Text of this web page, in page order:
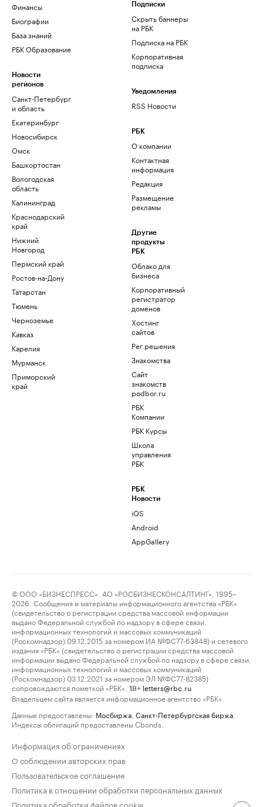
Финансы
Биографии
База знаний
РБК Образование
Новости
регионов
Санкт-Петербург
и область
Екатеринбург
Новосибирск
Омск
Башкортостан
Вологодская
область
Калининград
Краснодарский
край
Нижний
Новгород
Пермский край
Ростов-на-Дону
Татарстан
Тюмень
Черноземье
Кавказ
Карелия
Мурманск
Приморский
край
Подписки
Скрыть баннеры
на РБК
Подписка на РБК
Корпоративная
подписка
Уведомления
RSS Новости
РБК
О компании
Контактная
информация
Редакция
Размещение
рекламы
Другие
продукты
РБК
Облако для
бизнеса
Корпоративный
регистратор
доменов
Хостинг
сайтов
Рег.решения
Знакомства
Сайт
знакомств
podbor.ru
РБК
Компании
РБК Курсы
Школа
управления
РБК
РБК
Новости
iOS
Android
AppGallery
© ООО «БИЗНЕСПРЕСС», АО «РОСБИЗНЕСКОНСАЛТИНГ», 1995–
2026. Сообщения и материалы информационного агентства «РБК»
(свидетельство о регистрации средства массовой информации
выдано Федеральной службой по надзору в сфере связи,
информационных технологий и массовых коммуникаций
(Роскомнадзор) 09.12.2015 за номером ИА №ФС77-63848) и сетевого
издания «РБК» (свидетельство о регистрации средства массовой
информации выдано Федеральной службой по надзору в сфере связи,
информационных технологий и массовых коммуникаций
(Роскомнадзор) 03.12.2021 за номером ЭЛ №ФС77-82385)
сопровождаются пометкой «РБК».
18+ letters@rbc.ru
Владельцем сайта является информационное агентство «РБК».
Данные предоставлены: Мосбиржа Санкт-Петербургская биржа
Индексы облигаций предоставлены Cbonds.
Информация об ограничениях
О соблюдении авторских прав
Пользовательское соглашение
Политика в отношении обработки персональных данных
Политика обработки файлов cookie